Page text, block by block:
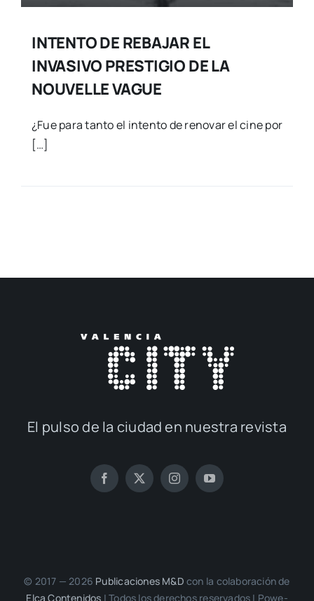
INTENTO DE REBAJAR EL
INVASIVO PRESTIGIO DE LA
NOUVELLE VAGUE
¿Fue para tan­to el inten­to de reno­var el cine por
[…]
El pul­so de la ciu­dad en nues­tra revis­ta
© 2017 — 2026 Publi­ca­cio­nes M&D con la cola­bo­ra­ción de
Elca Con­te­ni­dos | Todos los dere­chos reser­va­dos | Powe­